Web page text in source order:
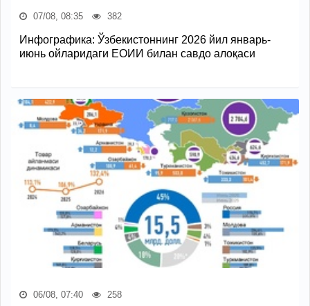
07/08, 08:35 382
Инфографика: Ўзбекистоннинг 2026 йил январь-
июнь ойларидаги ЕОИИ билан савдо алоқаси
06/08, 07:40 258